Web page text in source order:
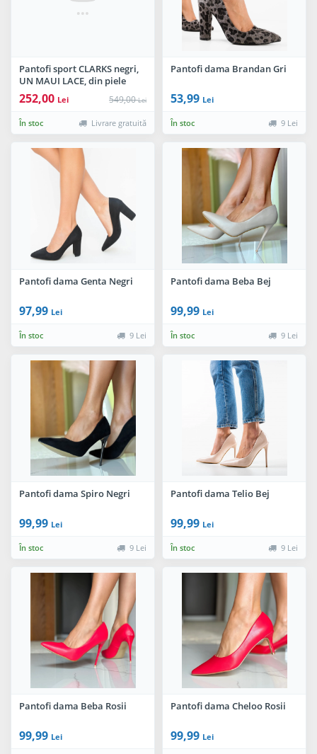
Pantofi sport CLARKS negri,
UN MAUI LACE, din piele
naturala
252,00 Lei 549,00Lei
În stoc Livrare gratuită
Pantofi dama Brandan Gri
53,99 Lei
În stoc 9 Lei
Pantofi dama Genta Negri
97,99 Lei
În stoc 9 Lei
Pantofi dama Beba Bej
99,99 Lei
În stoc 9 Lei
Pantofi dama Spiro Negri
99,99 Lei
În stoc 9 Lei
Pantofi dama Telio Bej
99,99 Lei
În stoc 9 Lei
Pantofi dama Beba Rosii
99,99 Lei
Pantofi dama Cheloo Rosii
99,99 Lei